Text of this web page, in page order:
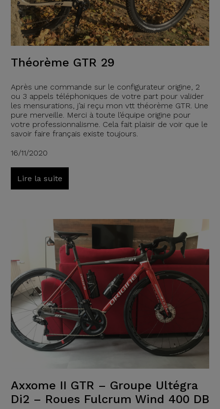
Théorème GTR 29
Après une commande sur le configurateur origine, 2
ou 3 appels téléphoniques de votre part pour valider
les mensurations, j’ai reçu mon vtt théorème GTR. Une
pure merveille. Merci à toute l’équipe origine pour
votre professionnalisme. Cela fait plaisir de voir que le
savoir faire français existe toujours.
16/11/2020
Lire la suite
Axxome II GTR – Groupe Ultégra
Di2 – Roues Fulcrum Wind 400 DB